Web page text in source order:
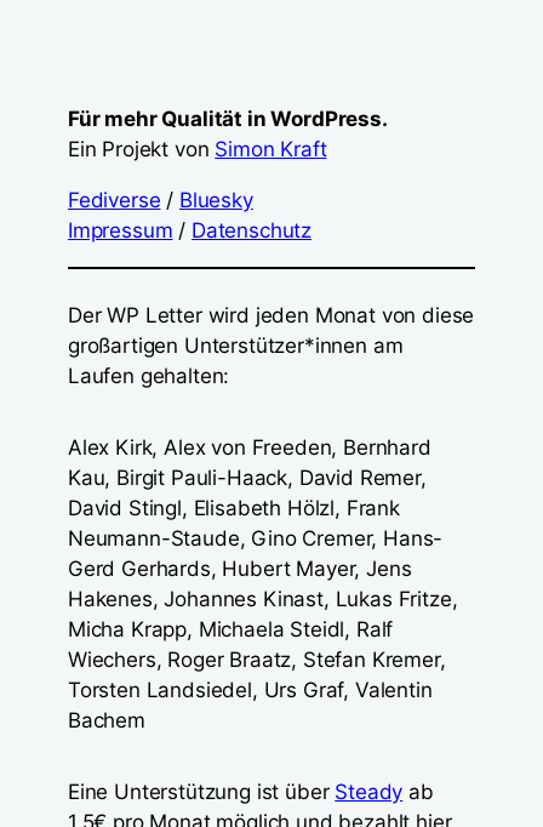
Für mehr Qualität in WordPress.
Ein Projekt von Simon Kraft
Fediverse / Bluesky
Impressum / Datenschutz
Der WP Letter wird jeden Monat von diese
großartigen Unterstützer*innen am
Laufen gehalten:
Alex Kirk, Alex von Freeden, Bernhard
Kau, Birgit Pauli-Haack, David Remer,
David Stingl, Elisabeth Hölzl, Frank
Neumann-Staude, Gino Cremer, Hans-
Gerd Gerhards, Hubert Mayer, Jens
Hakenes, Johannes Kinast, Lukas Fritze,
Micha Krapp, Michaela Steidl, Ralf
Wiechers, Roger Braatz, Stefan Kremer,
Torsten Landsiedel, Urs Graf, Valentin
Bachem
Eine Unterstützung ist über Steady ab
1,5€ pro Monat möglich und bezahlt hier